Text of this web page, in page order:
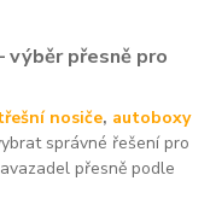
výběr přesně pro
nosiče, autoboxy
správné řešení pro
přesně podle